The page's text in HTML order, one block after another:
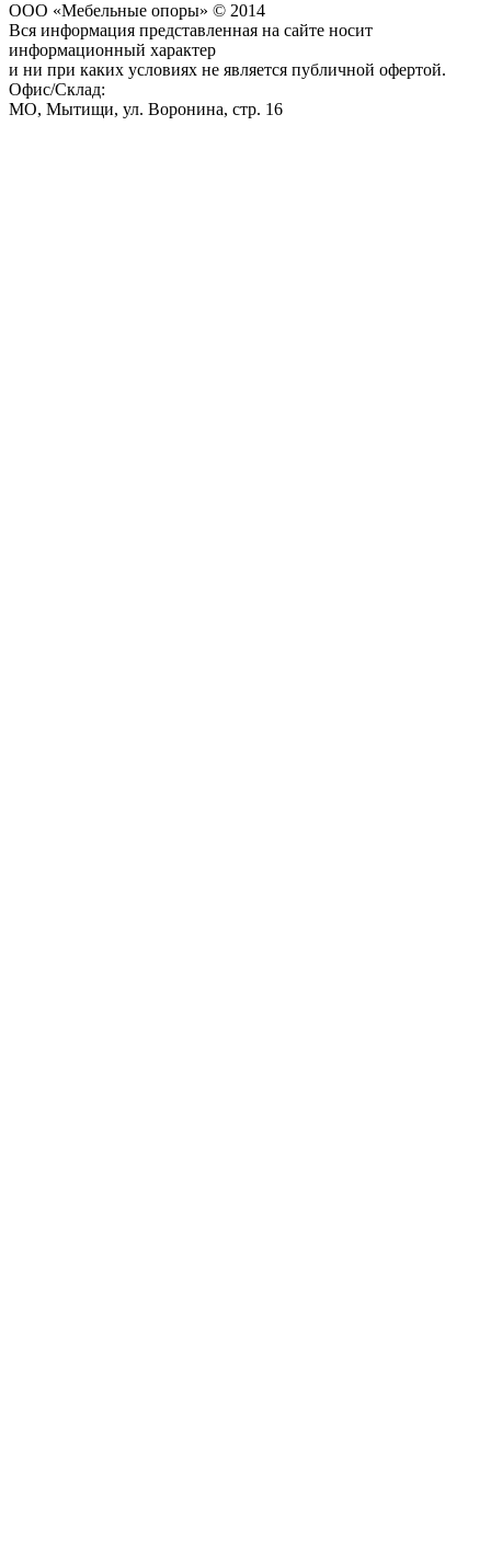
ООО «Мебельные опоры» © 2014
Вся информация представленная на сайте носит
информационный характер
и ни при каких условиях не является публичной офертой.
Офис/Склад:
МО, Мытищи, ул. Воронина, стр. 16